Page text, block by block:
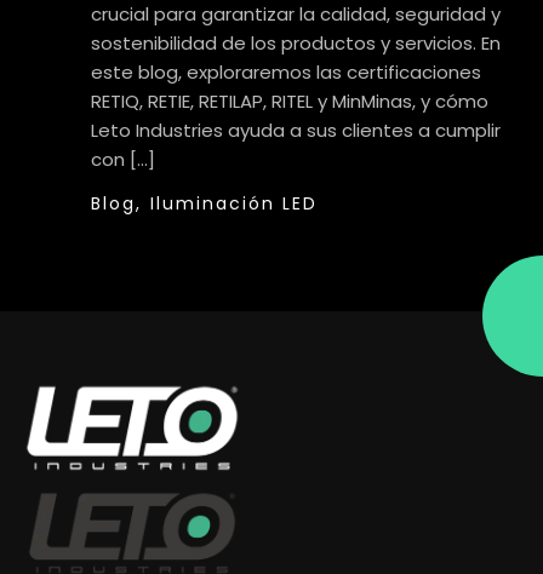
crucial para garantizar la calidad, seguridad y
sostenibilidad de los productos y servicios. En
este blog, exploraremos las certificaciones
RETIQ, RETIE, RETILAP, RITEL y MinMinas, y cómo
Leto Industries ayuda a sus clientes a cumplir
con […]
Blog, Iluminación LED